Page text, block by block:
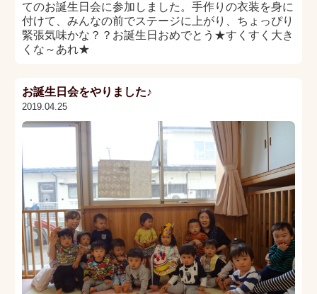
てのお誕生日会に参加しました。手作りの衣装を身に
付けて、みんなの前でステージに上がり、ちょっぴり
緊張気味かな？？お誕生日おめでとう★すくすく大き
くな～あれ★
お誕生日会をやりました♪
2019.04.25